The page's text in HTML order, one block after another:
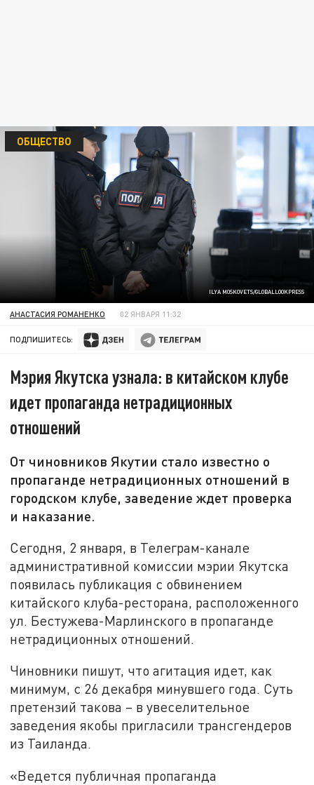
ILYA MOSKOVETS/GLOBALLOOKPRESS
ОБЩЕСТВО
АНАСТАСИЯ РОМАНЕНКО 02 ЯНВАРЯ 11:32
ПОДПИШИТЕСЬ:
Мэрия Якутска узнала: в китайском клубе
идет пропаганда нетрадиционных
отношений
От чиновников Якутии стало известно о
пропаганде нетрадиционных отношений в
городском клубе, заведение ждет проверка
и наказание.
Сегодня, 2 января, в Телеграм-канале
административной комиссии мэрии Якутска
появилась публикация с обвинением
китайского клуба-ресторана, расположенного
ул. Бестужева-Марлинского в пропаганде
нетрадиционных отношений.
Чиновники пишут, что агитация идет, как
минимум, с 26 декабря минувшего года. Суть
претензий такова – в увеселительное
заведения якобы пригласили трансгендеров
из Таиланда.
«Ведется публичная пропаганда